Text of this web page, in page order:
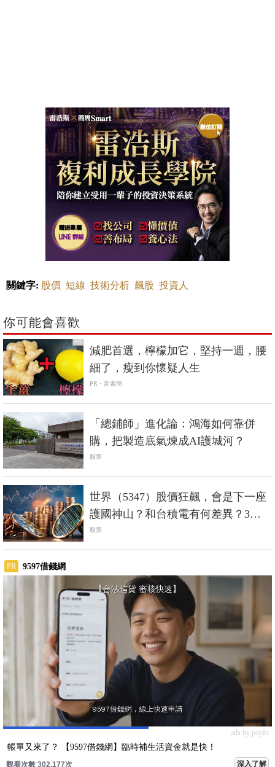
短線 投資人
你可能會喜歡
細了，瘦到你懷疑人生
PR・新素簡
股票
鐘剖析
股票
PR 9597借錢網
帳單又來了？ 【9597借錢網】臨時補生活資金就是快！
深入了解
Recommended by